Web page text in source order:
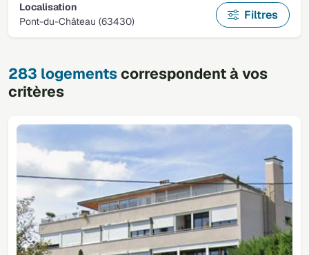
Localisation
Pont-du-Château (63430)
Filtres
283 logementscorrespondent à vos
critères